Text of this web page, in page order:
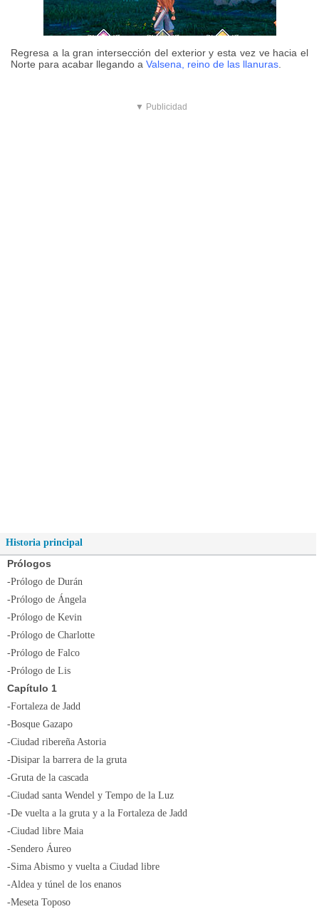
Regresa a la gran intersección del exterior y esta vez ve hacia el
Norte para acabar llegando a Valsena, reino de las llanuras
▼ Publicidad
Historia principal
Prólogos
-Prólogo de Durán
-Prólogo de Ángela
-Prólogo de Kevin
-Prólogo de Charlotte
-Prólogo de Falco
-Prólogo de Lis
Capítulo 1
-Fortaleza de Jadd
-Bosque Gazapo
-Ciudad ribereña Astoria
-Disipar la barrera de la gruta
-Gruta de la cascada
-Ciudad santa Wendel y Tempo de la Luz
-De vuelta a la gruta y a la Fortaleza de Jadd
-Ciudad libre Maia
-Sendero Áureo
-Sima Abismo y vuelta a Ciudad libre
-Aldea y túnel de los enanos
-Meseta Toposo